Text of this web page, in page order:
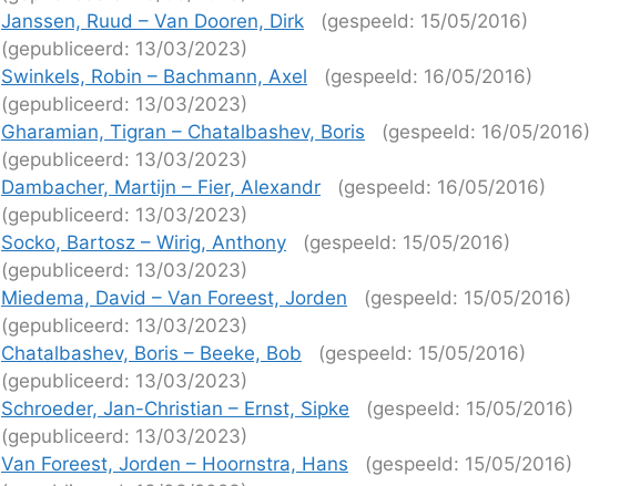
Janssen, Ruud – Van Dooren, Dirk
(gespeeld: 15/05/2016)
(gepubliceerd: 13/03/2023)
Swinkels, Robin – Bachmann, Axel
(gespeeld: 16/05/2016)
(gepubliceerd: 13/03/2023)
Gharamian, Tigran – Chatalbashev, Boris
(gespeeld: 16/05/2016)
(gepubliceerd: 13/03/2023)
Dambacher, Martijn – Fier, Alexandr
(gespeeld: 16/05/2016)
(gepubliceerd: 13/03/2023)
Socko, Bartosz – Wirig, Anthony
(gespeeld: 15/05/2016)
(gepubliceerd: 13/03/2023)
Miedema, David – Van Foreest, Jorden
(gespeeld: 15/05/2016)
(gepubliceerd: 13/03/2023)
Chatalbashev, Boris – Beeke, Bob
(gespeeld: 15/05/2016)
(gepubliceerd: 13/03/2023)
Schroeder, Jan-Christian – Ernst, Sipke
(gespeeld: 15/05/2016)
(gepubliceerd: 13/03/2023)
Van Foreest, Jorden – Hoornstra, Hans
(gespeeld: 15/05/2016)